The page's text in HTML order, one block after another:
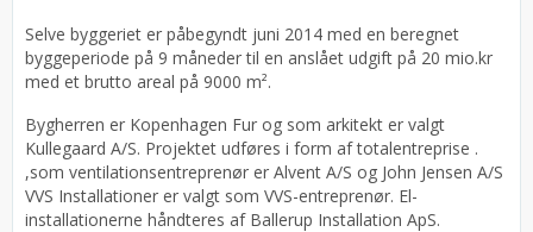
Selve byggeriet er påbegyndt juni 2014 med en beregnet
byggeperiode på 9 måneder til en anslået udgift på 20 mio.kr
med et brutto areal på 9000 m².
Bygherren er Kopenhagen Fur og som arkitekt er valgt
Kullegaard A/S. Projektet udføres i form af totalentreprise .
,som ventilationsentreprenør er Alvent A/S og John Jensen A/S
VVS Installationer er valgt som VVS-entreprenør. El-
installationerne håndteres af Ballerup Installation ApS.